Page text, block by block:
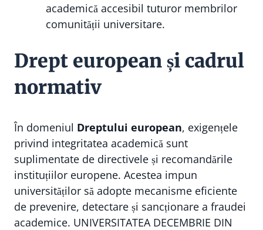
academică accesibil tuturor membrilor
comunității universitare.
Drept european și cadrul
normativ
În domeniul Dreptului european, exigențele
privind integritatea academică sunt
suplimentate de directivele și recomandările
instituțiilor europene. Acestea impun
universităților să adopte mecanisme eficiente
de prevenire, detectare și sancționare a fraudei
academice. UNIVERSITATEA DECEMBRIE DIN